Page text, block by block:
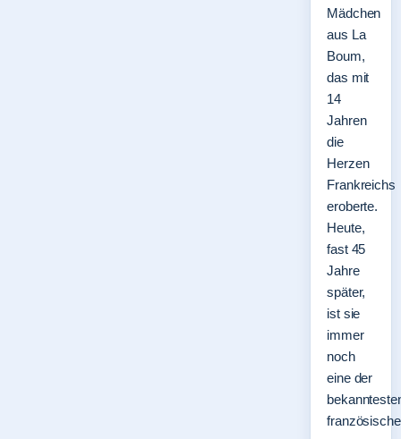
Mädchen
aus La
Boum,
das mit
14
Jahren
die
Herzen
Frankreichs
eroberte.
Heute,
fast 45
Jahre
später,
ist sie
immer
noch
eine der